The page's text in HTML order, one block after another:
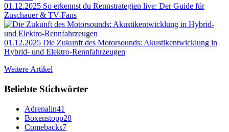
01.12.2025 So erkennst du Rennstrategien live: Der Guide für
Zuschauer & TV-Fans
01.12.2025 Die Zukunft des Motorsounds: Akustikentwicklung in
Hybrid- und Elektro-Rennfahrzeugen
Weitere Artikel
Beliebte Stichwörter
Adrenalin41
Boxenstopp28
Comebacks7